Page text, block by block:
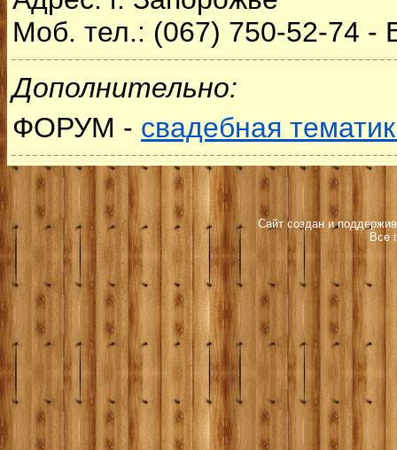
Моб. тел.: (067) 750-52-74 -
Дополнительно:
ФОРУМ - свадебная
Сайт создан и
Все